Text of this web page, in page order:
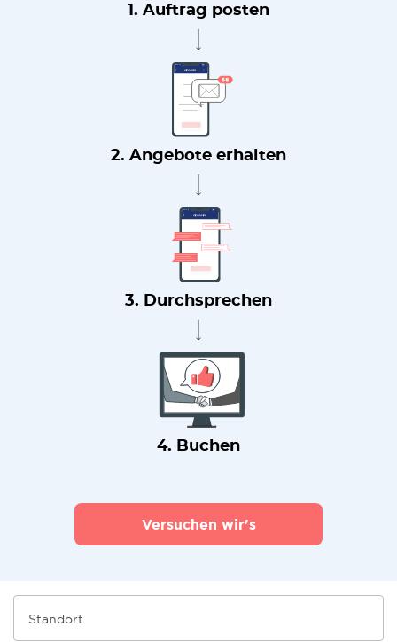
1. Auftrag posten
2. Angebote erhalten
3. Durchsprechen
4. Buchen
Versuchen wir's